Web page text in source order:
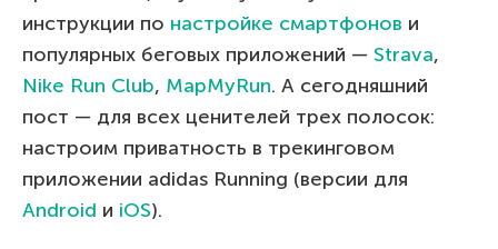
инструкции по настройке смартфонов и
популярных беговых приложений — Strava,
Nike Run Club, MapMyRun. А сегодняшний
пост — для всех ценителей трех полосок:
настроим приватность в трекинговом
приложении adidas Running (версии для
Android и iOS).